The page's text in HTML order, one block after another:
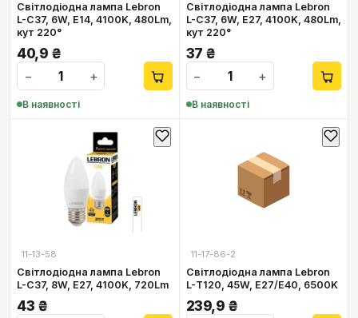
Світлодіодна лампа Lebron
L-С37, 6W, Е14, 4100K, 480Lm,
кут 220°
40,9 ₴
−
+
В наявності
Світлодіодна лампа Lebron
L-С37, 6W, Е27, 4100K, 480Lm,
кут 220°
37 ₴
−
+
В наявності
11-13-58
Світлодіодна лампа Lebron
L-С37, 8W, Е27, 4100K, 720Lm
43 ₴
📦
11-17-86-2
Світлодіодна лампа Lebron
L-Т120, 45W, Е27/Е40, 6500K
239,9 ₴